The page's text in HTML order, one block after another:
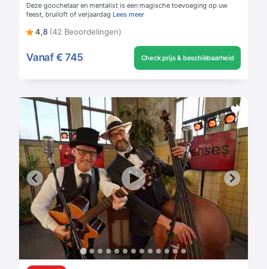
Deze goochelaar en mentalist is een magische toevoeging op uw
feest, bruiloft of verjaardag Lees meer
4,8 (42 Beoordelingen)
Vanaf € 745 Check prijs & beschikbaarheid